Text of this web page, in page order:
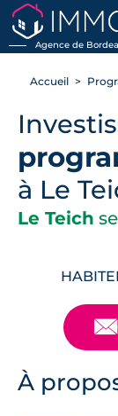
Agence de
RETOUR
Accueil
à Le
Le Teich
📧
À